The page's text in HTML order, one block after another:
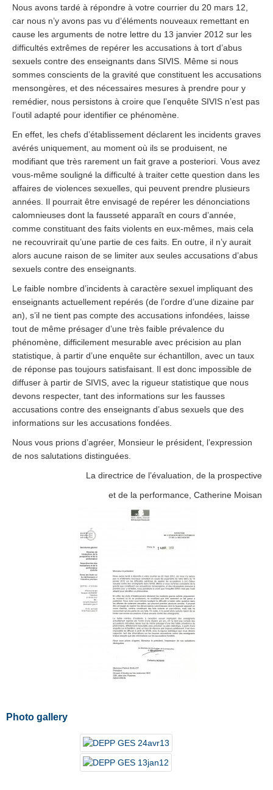
Nous avons tardé à répondre à votre courrier du 20 mars 12,
car nous n’y avons pas vu d’éléments nouveaux remettant en
cause les arguments de notre lettre du 13 janvier 2012 sur les
difficultés extrêmes de repérer les accusations à tort d’abus
sexuels contre des enseignants dans SIVIS. Même si nous
sommes conscients de la gravité que constituent les accusations
mensongères, et des nécessaires mesures à prendre pour y
remédier, nous persistons à croire que l’enquête SIVIS n’est pas
l’outil adapté pour identifier ce phénomène.
En effet, les chefs d’établissement déclarent les incidents graves
avérés uniquement, au moment où ils se produisent, ne
modifiant que très rarement un fait grave a posteriori. Vous avez
vous-même souligné la difficulté à traiter cette question dans les
affaires de violences sexuelles, qui peuvent prendre plusieurs
années. Il pourrait être envisagé de repérer les dénonciations
calomnieuses dont la fausseté apparaît en cours d’année,
comme constituant des faits violents en eux-mêmes, mais cela
ne recouvrirait qu’une partie de ces faits. En outre, il n’y aurait
alors aucune raison de se limiter aux seules accusations d’abus
sexuels contre des enseignants.
Le faible nombre d’incidents à caractère sexuel impliquant des
enseignants actuellement repérés (de l’ordre d’une dizaine par
an), s’il ne tient pas compte des accusations infondées, laisse
tout de même présager d’une très faible prévalence du
phénomène, difficilement mesurable avec précision au plan
statistique, à partir d’une enquête sur échantillon, avec un taux
de réponse pas toujours satisfaisant. Il est donc impossible de
diffuser à partir de SIVIS, avec la rigueur statistique que nous
devons respecter, tant des informations sur les fausses
accusations contre des enseignants d’abus sexuels que des
informations sur les accusations fondées.
Nous vous prions d’agréer, Monsieur le président, l’expression
de nos salutations distinguées.
La directrice de l’évaluation, de la prospective
et de la performance, Catherine Moisan
Photo gallery